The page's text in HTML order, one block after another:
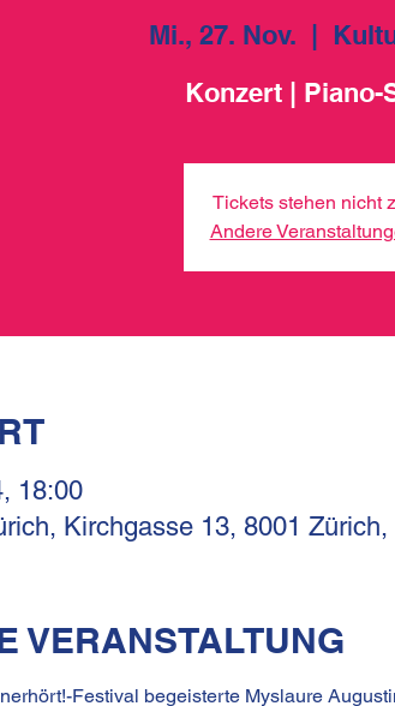
Mi., 27. Nov.
  |
Konzert | Piano-
Tickets stehen nicht
Andere
18:00
Kirchgasse 13, 8001
VERANSTALTUNG
Festival begeisterte Myslaure